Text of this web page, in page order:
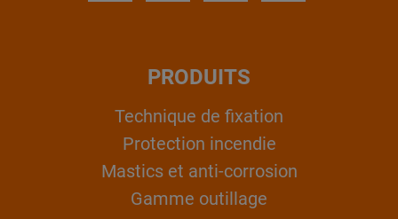
PRODUITS
Technique de fixation
Protection incendie
Mastics et anti-corrosion
Gamme outillage